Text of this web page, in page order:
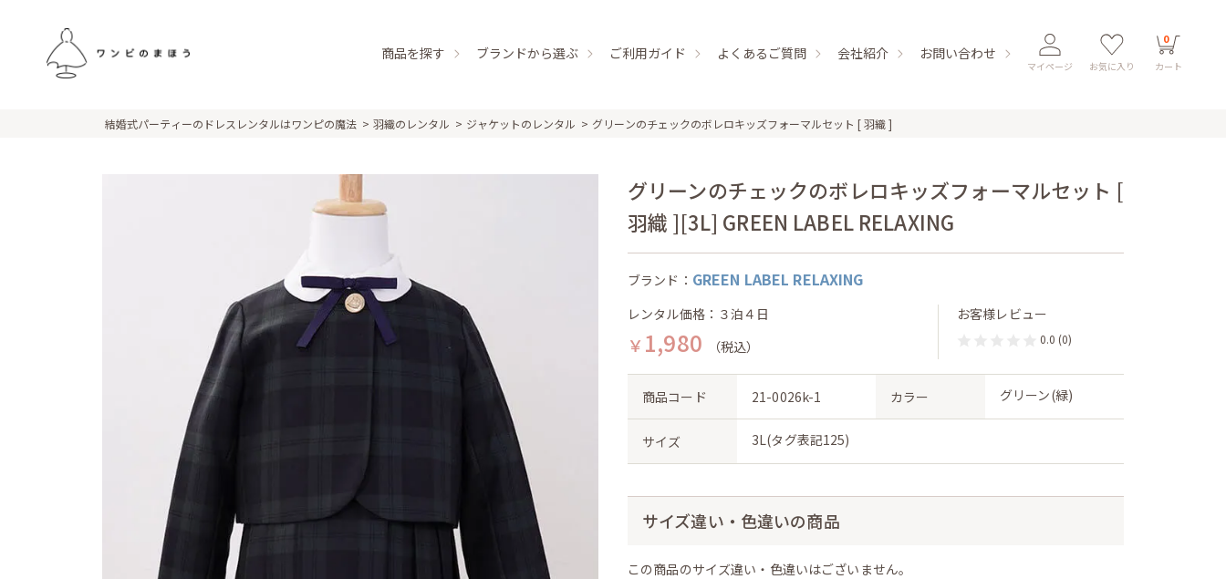
商品を探す ブランドから選ぶ ご利用ガイド よくあるご質問 会社紹介 お問い合わせ
マイページ お気に入り
0
カート
結婚式パーティーのドレスレンタルはワンピの魔法 羽織のレンタル ジャケットのレンタル グリーンのチェックのボレロキッズフォーマルセット [ 羽織 ]
グリーンのチェックのボレロキッズフォーマルセット [
羽織 ][3L] GREEN LABEL RELAXING
ブランド： GREEN LABEL RELAXING
レンタル価格：３泊４日
￥ 1,980 （税込）
お客様レビュー
0.0 (0)
商品コード 21-0026k-1 カラー グリーン(緑)
サイズ 3L(タグ表記125)
サイズ違い・色違いの商品
この商品のサイズ違い・色違いはございません。